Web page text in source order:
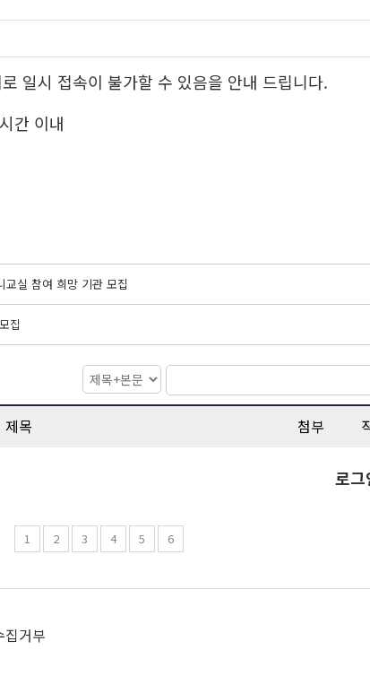
일시 접속이 불가할 수 있음을 안내 드립니다.
간 이내
교실 참여 희망 기관 모집
집
제목 첨부
로
1 2 3 4 5 6
집거부